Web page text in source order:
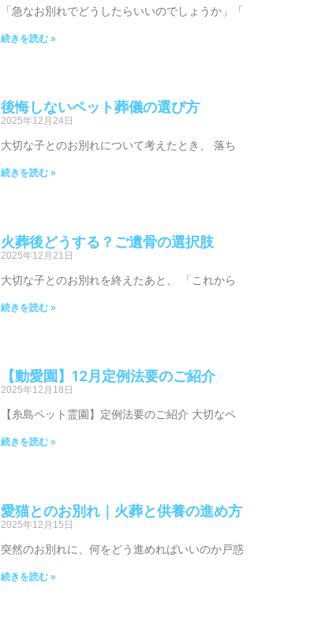
「急なお別れでどうしたらいいのでしょうか」「
続きを読む »
後悔しないペット葬儀の選び方
2025年12月24日
大切な子とのお別れについて考えたとき、 落ち
続きを読む »
火葬後どうする？ご遺骨の選択肢
2025年12月21日
大切な子とのお別れを終えたあと、 「これから
続きを読む »
【動愛園】12月定例法要のご紹介
2025年12月18日
【糸島ペット霊園】定例法要のご紹介 大切なペ
続きを読む »
愛猫とのお別れ｜火葬と供養の進め方
2025年12月15日
突然のお別れに、何をどう進めればいいのか戸惑
続きを読む »